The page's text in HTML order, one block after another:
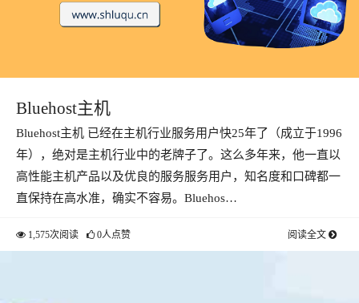
Bluehost主机
Bluehost主机 已经在主机行业服务用户快25年了（成立于1996
年），绝对是主机行业中的老牌子了。这么多年来，他一直以
高性能主机产品以及优良的服务服务用户，知名度和口碑都一
直保持在高水准，确实不容易。Bluehos…
1,575次阅读 0人点赞 阅读全文